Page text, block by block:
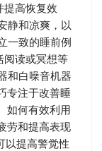
提高恢复效
静和凉爽，以
一致的睡前例
阅读或冥想等
和白噪音机器
专注于改善睡
如何有效利用
劳和提高表现
以提高警觉性